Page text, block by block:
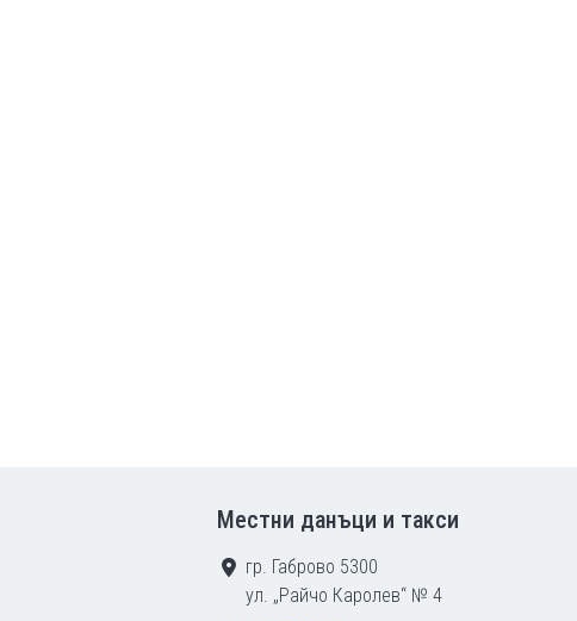
Местни данъци и такси
гр. Габрово 5300
ул. „Райчо Каролев“ № 4